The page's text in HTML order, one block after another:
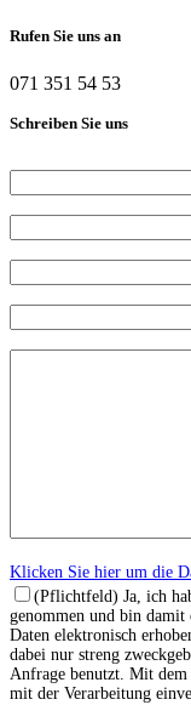
Rufen Sie uns an
071 351 54 53
Schreiben Sie uns
Klicken Sie hier um die
(Pflichtfeld) Ja, ich
genommen und bin damit
Daten elektronisch
dabei nur streng
Anfrage benutzt. Mit
mit der Verarbeitung